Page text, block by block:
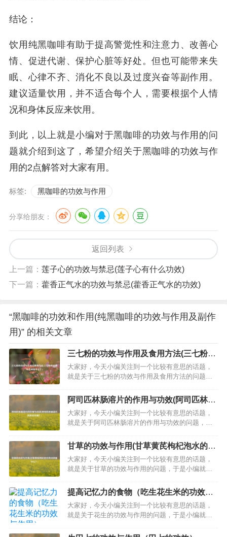
结论：
饮用纯黑咖啡有助于提高警觉性和注意力、改善心
情、促进代谢、保护心脏等好处。但也可能带来失
眠、心律不齐、消化不良以及过度兴奋等副作用。
建议适量饮用，并不适合每个人，需要根据个人情
况和身体反应来饮用。
到此，以上就是小编对于黑咖啡的功效与作用的问
题就介绍到这了，希望介绍关于黑咖啡的功效与作
用的2点解答对大家有用。
标签: 黑咖啡的功效与作用
分享给朋友：
返回列表
上一篇： 莲子心的功效与禁忌(莲子心有什么功效)
下一篇： 藿香正气水的功效与禁忌(藿香正气水的功效)
“黑咖啡的功效和作用(纯黑咖啡的功效与作用及副作
用)” 的相关文章
三七粉的功效与作用及食用方法(三七粉的
功效与作用是什么？)
大家好，今天小编关注到一个比较有意思的话题，
就是关于三七粉的功效与作用及食用方法的问题，
及食用方法的解答，让我们一起看看吧。田七粉的
功效与作用及食用方法？田七具有张血管、保护肝
脏、消炎、降低血脂及胆固醇的作用；田七还具有
抗衰老、抗氧化作用、抗肿瘤作用、免…
阿司匹林肠溶片的作用与功效(阿司匹林肠
溶片的美容作用？)
大家好，今天小编关注到一个比较有意思的话题，
就是关于阿司匹林肠溶片的作用与功效的问题，于
与功效的解答，让我们一起看看吧。阿司匹林溶肠
片的作用？此药是一种解热镇痛药，和抗血小板凝
集的药物，它的主要作用就是解热镇痛。特别是风
湿的病人，较大的剂量可以起到退热和…
甘草的功效与作用(甘草黄芪枸杞泡水的功
效是什么？)
大家好，今天小编关注到一个比较有意思的话题，
就是关于甘草的功效与作用的问题，于是小编就整
一起看看吧。甘草的功效、作用及禁忌症？甘草属
是一种具有补益作用的中草药。其主要功效是配合
白芍缓急止痛，同时具有润肺止咳的功效。在很多
中药方剂中加甘草起到调和诸药的作用…
提高记忆力的食物（吃生花生米的功效与
作用）
大家好，今天小编关注到一个比较有意思的话题，
就是关于花生的功效与作用的问题，于是小编就整
一起看看吧。文章目录：提高记忆力的食物吃生花